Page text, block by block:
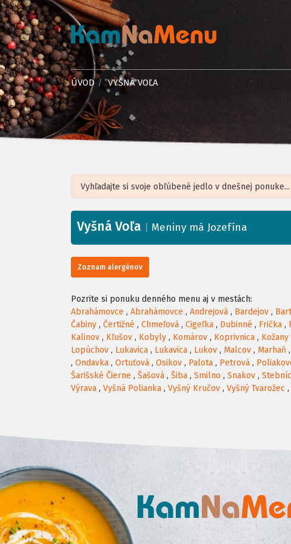
ÚVOD VYŠNÁ VOĽA
+
−
Vyšná Voľa Meniny má Jozefína
Zoznam alergénov
Pozrite si ponuku denného menu aj v mestách:
Abrahámovce , Abrahámovce , Andrejová , Bardejov ,
Čabiny , Čertižné , Chmeľová , Cigeľka , Dubinné , Frička ,
Kalinov , Kľušov , Kobyly , Komárov , Koprivnica , Kožany
Lopúchov , Lukavica , Lukavica , Lukov , Malcov , Marhaň ,
, Ondavka , Ortuťová , Osikov , Palota , Petrová ,
Šarišské Čierne , Šašová , Šiba , Smilno , Snakov ,
Výrava , Vyšná Polianka , Vyšný Kručov , Vyšný Tvarožec ,